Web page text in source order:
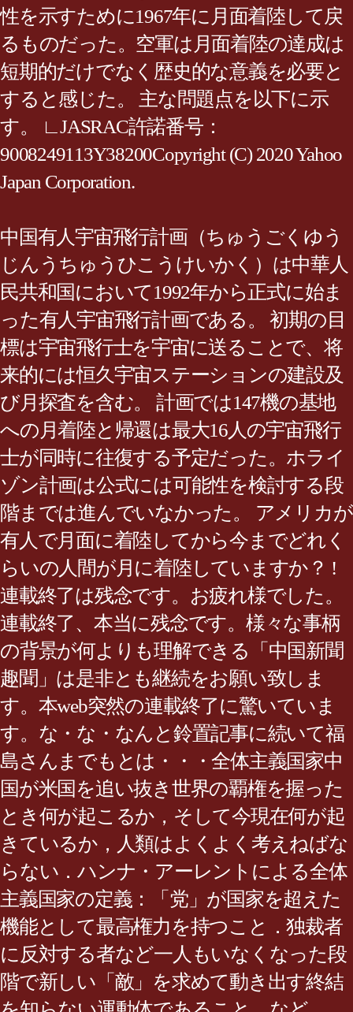
性を示すために1967年に月面着陸して戻
るものだった。空軍は月面着陸の達成は
短期的だけでなく歴史的な意義を必要と
すると感じた。 主な問題点を以下に示
す。 ∟JASRAC許諾番号：
9008249113Y38200Copyright (C) 2020 Yahoo
Japan Corporation.
中国有人宇宙飛行計画（ちゅうごくゆう
じんうちゅうひこうけいかく）は中華人
民共和国において1992年から正式に始ま
った有人宇宙飛行計画である。 初期の目
標は宇宙飛行士を宇宙に送ることで、将
来的には恒久宇宙ステーションの建設及
び月探査を含む。 計画では147機の基地
への月着陸と帰還は最大16人の宇宙飛行
士が同時に往復する予定だった。ホライ
ゾン計画は公式には可能性を検討する段
階までは進んでいなかった。 アメリカが
有人で月面に着陸してから今までどれく
らいの人間が月に着陸していますか？ !
連載終了は残念です。お疲れ様でした。
連載終了、本当に残念です。様々な事柄
の背景が何よりも理解できる「中国新聞
趣聞」は是非とも継続をお願い致しま
す。本web突然の連載終了に驚いていま
す。な・な・なんと鈴置記事に続いて福
島さんまでもとは・・・全体主義国家中
国が米国を追い抜き世界の覇権を握った
とき何が起こるか，そして今現在何が起
きているか，人類はよくよく考えねばな
らない．ハンナ・アーレントによる全体
主義国家の定義：「党」が国家を超えた
機能として最高権力を持つこと．独裁者
に反対する者など一人もいなくなった段
階で新しい「敵」を求めて動き出す終結